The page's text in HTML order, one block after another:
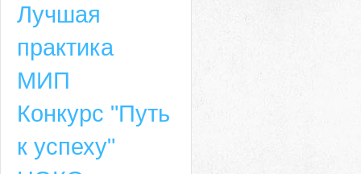
Лучшая
практика
МИП
Конкурс "Путь
к успеху"